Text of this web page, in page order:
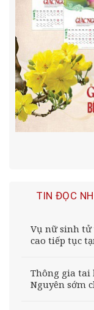
TIN ĐỌC
Vụ nữ sinh tử
cao tiếp tục
Thông gia tai
Nguyên sớm